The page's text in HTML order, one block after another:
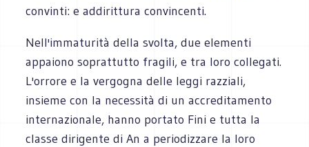
convinti: e addirittura convincenti.
Nell'immaturità della svolta, due elementi
appaiono soprattutto fragili, e tra loro collegati.
L'orrore e la vergogna delle leggi razziali,
insieme con la necessità di un accreditamento
internazionale, hanno portato Fini e tutta la
classe dirigente di An a periodizzare la loro